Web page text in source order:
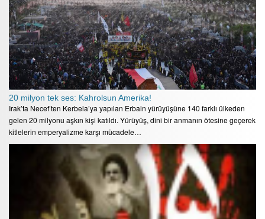
20 milyon tek ses: Kahrolsun Amerika!
Irak’ta Necef’ten Kerbela’ya yapılan Erbain yürüyüşüne 140 farklı ülkeden
gelen 20 milyonu aşkın kişi katıldı. Yürüyüş, dini bir anmanın ötesine geçerek
kitlelerin emperyalizme karşı mücadele…